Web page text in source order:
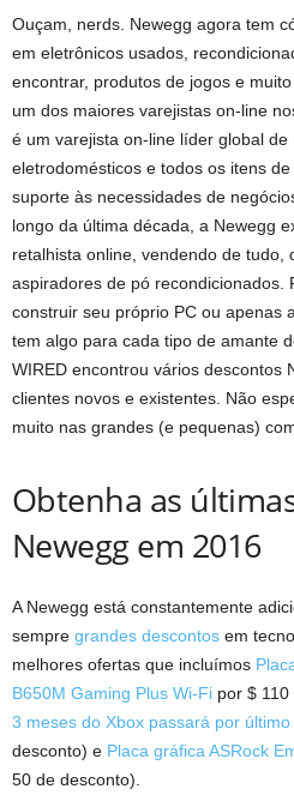
Ouçam, nerds. Newegg agora tem
em eletrônicos usados,
encontrar, produtos de jogos e
um dos maiores varejistas on-line
é um varejista on-line líder global de
eletrodomésticos e todos os itens
suporte às necessidades de
longo da última década, a Newegg
retalhista online, vendendo de tudo,
aspiradores de pó recondicionados.
construir seu próprio PC ou apenas
tem algo para cada tipo de amante
WIRED encontrou vários descontos
clientes novos e existentes. Não
muito nas grandes (e pequenas)
Obtenha as
Newegg em 2016
A Newegg está constantemente
sempre grandes descontos em
melhores ofertas que incluímos
B650M Gaming Plus Wi-Fi por $
3 meses do Xbox passará por último
desconto) e Placa gráfica ASRock
50 de desconto).